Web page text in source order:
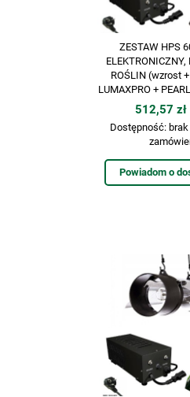
ZESTAW HPS
ELEKTRONICZNY,
ROŚLIN (wzrost
LUMAXPRO +
512,57 zł
Dostępność:
Powiadom o